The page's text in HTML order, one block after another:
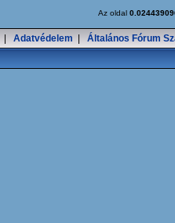
Az oldal
Adatvédelem Általános Fórum